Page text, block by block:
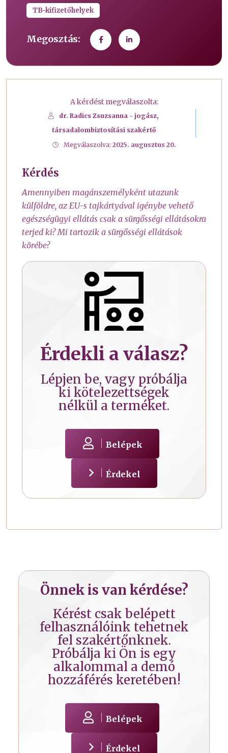
TB-kifizetőhelyek
Megosztás:
A kérdést megválaszolta:
dr. Radics Zsuzsanna - jogász,
társadalombiztosítási szakértő
Megválaszolva: 2025. augusztus 20.
Kérdés
Amennyiben magánszemélyként utazunk
külföldre, az EU-s tajkártyával igénybe vehető
egészségügyi ellátás csak a sürgősségi ellátásokra
terjed ki? Mi tartozik a sürgősségi ellátások
körébe?
Érdekli a válasz?
Lépjen be, vagy próbálja
ki kötelezettségek
nélkül a terméket.
Belépek
Érdekel
Önnek is van kérdése?
Kérést csak belépett
felhasználóink tehetnek
fel szakértőnknek.
Próbálja ki Ön is egy
alkalommal a demó
hozzáférés keretében!
Belépek
Érdekel